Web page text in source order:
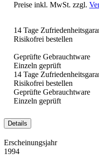
Preise inkl. MwSt. zzgl.
14 Tage
Risikofrei bestellen
Geprüfte Gebrauchtware
Einzeln geprüft
14 Tage
Risikofrei bestellen
Geprüfte Gebrauchtware
Einzeln geprüft
Details
Erscheinungsjahr
1994